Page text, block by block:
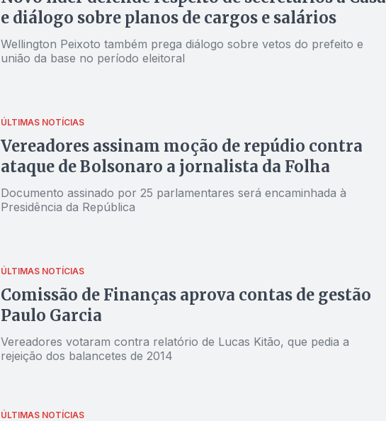
e diálogo sobre planos de cargos e salários
Wellington Peixoto também prega diálogo sobre vetos do prefeito e
união da base no período eleitoral
ÚLTIMAS NOTÍCIAS
Vereadores assinam moção de repúdio contra
ataque de Bolsonaro a jornalista da Folha
Documento assinado por 25 parlamentares será encaminhada à
Presidência da República
ÚLTIMAS NOTÍCIAS
Comissão de Finanças aprova contas de gestão
Paulo Garcia
Vereadores votaram contra relatório de Lucas Kitão, que pedia a
rejeição dos balancetes de 2014
ÚLTIMAS NOTÍCIAS